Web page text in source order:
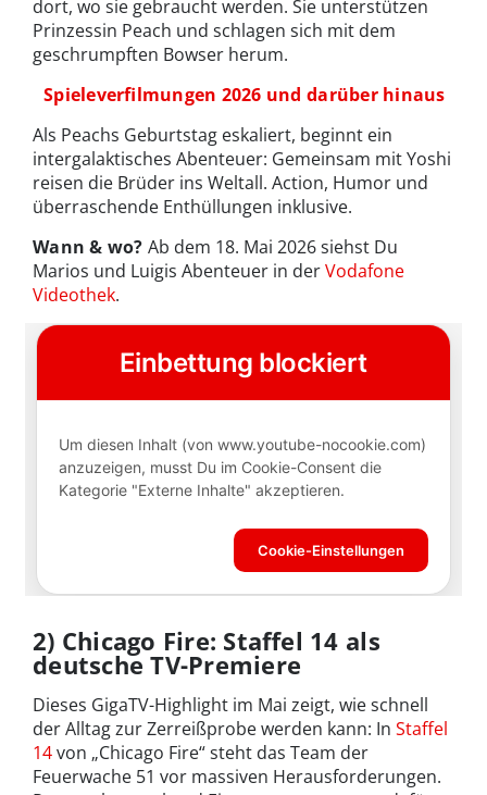
dort, wo sie gebraucht werden. Sie unterstützen
Prinzessin Peach und schlagen sich mit dem
geschrumpften Bowser herum.
Spieleverfilmungen 2026 und darüber hinaus
Als Peachs Geburtstag eskaliert, beginnt ein
intergalaktisches Abenteuer: Gemeinsam mit Yoshi
reisen die Brüder ins Weltall. Action, Humor und
überraschende Enthüllungen inklusive.
Wann & wo? Ab dem 18. Mai 2026 siehst Du
Marios und Luigis Abenteuer in derVodafone
Videothek.
2) Chicago Fire: Staffel 14 als
deutsche TV-Premiere
Dieses GigaTV-Highlight im Mai zeigt, wie schnell
der Alltag zur Zerreißprobe werden kann: In Staffel
14von „Chicago Fire“ steht das Team der
Feuerwache 51 vor massiven Herausforderungen.